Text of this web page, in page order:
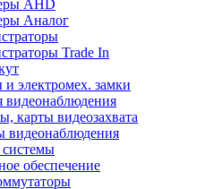
AHD
Аналог
Trade In
электромех. замки
видеонаблюдения
карты видеозахвата
видеонаблюдения
обеспечение